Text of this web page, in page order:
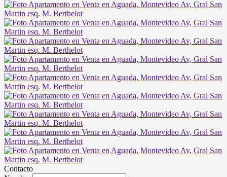
Contacto